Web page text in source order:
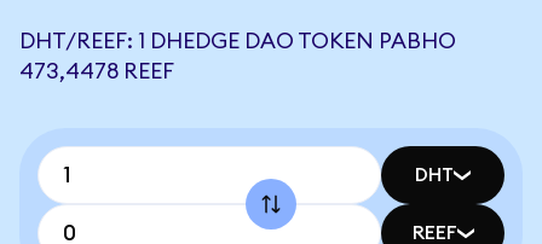
DHT/REEF: 1 DHEDGE DAO TOKEN РАВНО
473,4478 REEF
DHT
REEF